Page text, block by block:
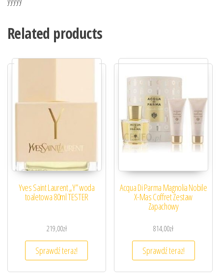
Related products
Yves Saint Laurent „Y” woda
toaletowa 80ml TESTER
219,00zł
Sprawdź teraz!
Acqua Di Parma Magnolia Nobile
X-Mas Coffret Zestaw
Zapachowy
814,00zł
Sprawdź teraz!